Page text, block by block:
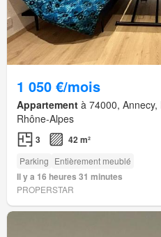
1 050 €/mois
Appartement à 74000,
Rhône-Alpes
3 42 m²
Parking Entièrement meublé
Il y a 16 heures 31 minutes
PROPERSTAR